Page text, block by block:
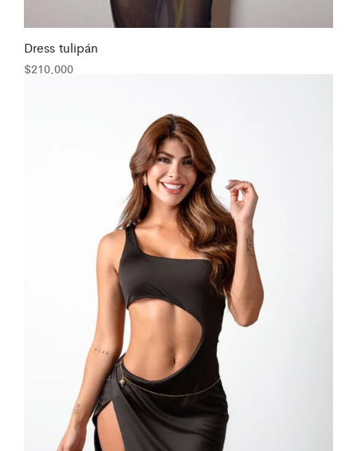
Dress tulipán
$210,000